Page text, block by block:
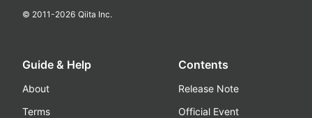
© 2011-2026 Qiita Inc.
Guide & Help
About
Terms
Contents
Release Note
Official Event